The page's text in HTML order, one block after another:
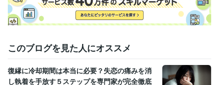
得意分野
占い 霊感タロット電話占い 霊感タロットメール占い 話し相手&愚
ビジネス
hsp
このブログを見た人にオススメ
復縁に冷却期間は本当に必要？失恋の痛みを消
し執着を手放す５ステップを専門家が完全徹底